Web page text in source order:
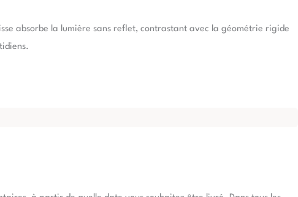
absorbe la lumière sans reflet, contrastant avec la géométrie rigide